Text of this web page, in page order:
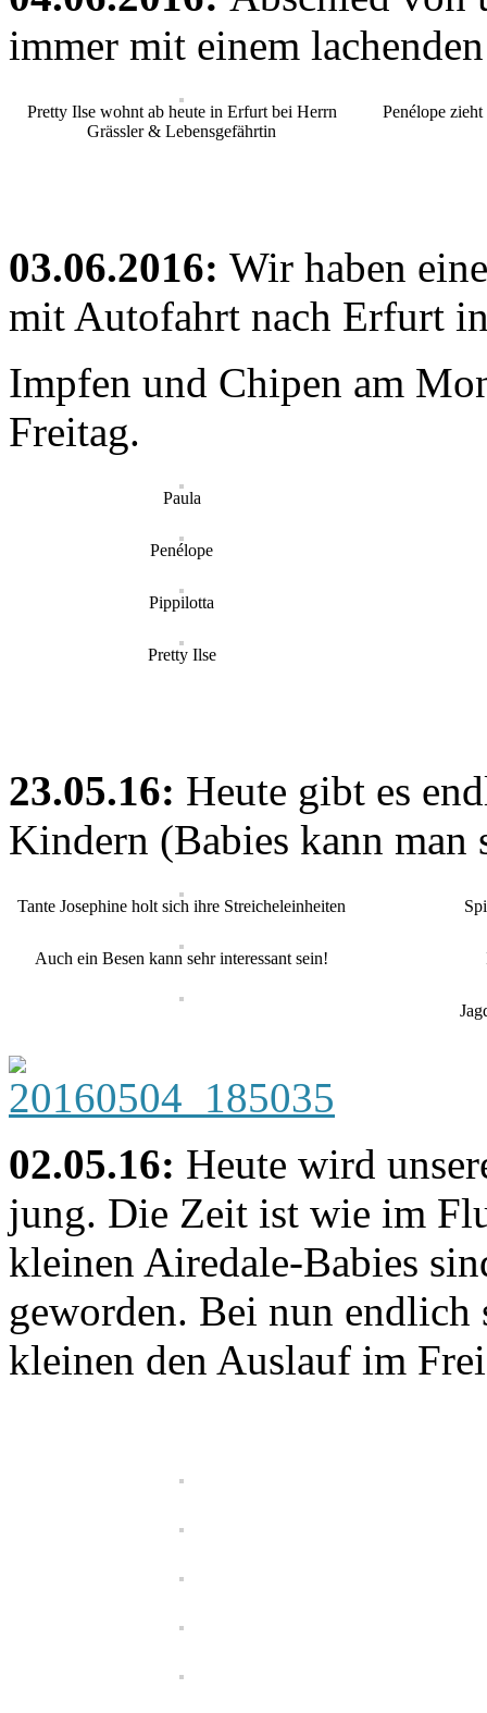
immer mit einem
Pretty Ilse wohnt ab heute in Erfurt bei Herrn
Grässler & Lebensgefährtin
Penélope
03.06.2016: Wir haben
mit Autofahrt nach Erfurt
Impfen und Chipen am
Freitag.
Paula
Penélope
Pippilotta
Pretty Ilse
23.05.16: Heute gibt es
Kindern (Babies kann man
Tante Josephine holt sich ihre Streicheleinheiten
Auch ein Besen kann sehr interessant sein!
02.05.16: Heute wird
jung. Die Zeit ist wie im
kleinen Airedale-Babies
geworden. Bei nun endlich
kleinen den Auslauf im